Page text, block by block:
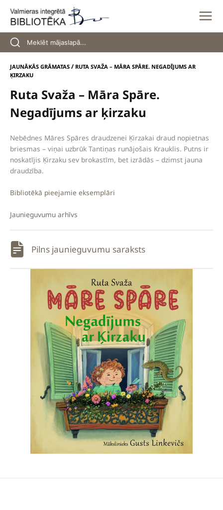
content
JAUNĀKĀS GRĀMATAS / RUTA SVAŽA – MĀRA SPĀRE. NEGADĪJUMS AR
ĶIRZAKU
Ruta Svaža – Māra Spāre.
Negadījums ar ķirzaku
Nebēdnes Māres Spāres draudzenei Ķirzakai draud nopietnas
briesmas – viņai uzbrūk Tantiņas runājošais Krauklis. Putns ir
noskatījis Ķirzaku sev brokastīm, bet izrādās – dzimst jauna
draudzība.
Bibliotēkā pieejamie eksemplāri
Jaunieguvumu arhīvs
Pilns jaunieguvumu saraksts